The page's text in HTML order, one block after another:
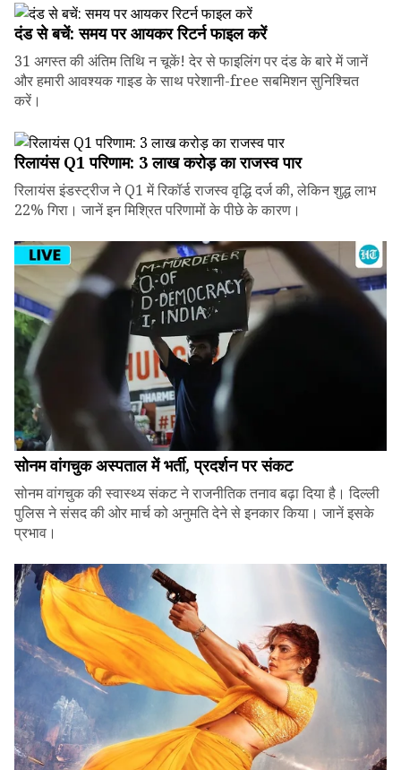
दंड से बचें: समय पर आयकर रिटर्न फाइल करें
31 अगस्त की अंतिम तिथि न चूकें! देर से फाइलिंग पर दंड के बारे में जानें
और हमारी आवश्यक गाइड के साथ परेशानी-free सबमिशन सुनिश्चित
करें।
रिलायंस Q1 परिणाम: ₹3 लाख करोड़ का राजस्व पार
रिलायंस इंडस्ट्रीज ने Q1 में रिकॉर्ड राजस्व वृद्धि दर्ज की, लेकिन शुद्ध लाभ
22% गिरा। जानें इन मिश्रित परिणामों के पीछे के कारण।
सोनम वांगचुक अस्पताल में भर्ती, प्रदर्शन पर संकट
सोनम वांगचुक की स्वास्थ्य संकट ने राजनीतिक तनाव बढ़ा दिया है। दिल्ली
पुलिस ने संसद की ओर मार्च को अनुमति देने से इनकार किया। जानें इसके
प्रभाव।